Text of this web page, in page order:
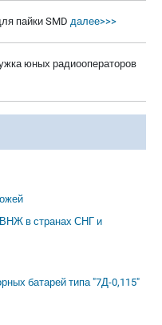
пайки SMD далее>>>
юных радиооператоров
ВНЖ в странах СНГ и
батарей типа "7Д-0,115"